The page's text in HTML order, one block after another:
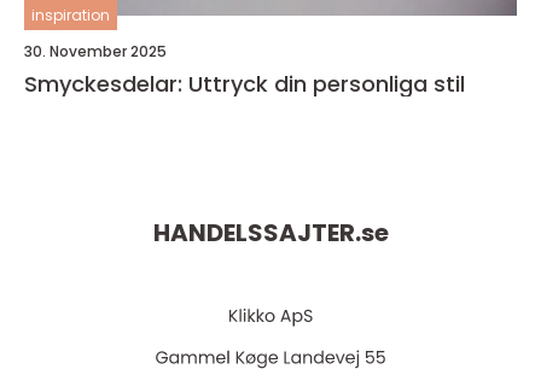
inspiration
30. November 2025
Smyckesdelar: Uttryck din personliga stil
HANDELSSAJTER.se